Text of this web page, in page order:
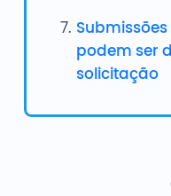
podem ser
solicitação